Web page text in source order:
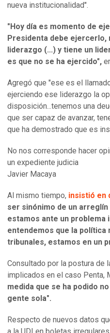
nueva institucionalidad".
"Hoy día es momento de
Presidenta debe ejercerlo,
liderazgo (...) y tiene un
es que no se ha ejercido",
Agregó que "ese es el
ejerciendo ese liderazgo la
disposición...tenemos una
que ser capaz de avanzar,
que ha demostrado que es
No nos corresponde hacer
un expediente judicia
Javier Macaya
Al mismo tiempo, insistió en
ser sinónimo de un
estamos ante un problema
entendemos que la política
tribunales, estamos en un
Consultado por la postura de
implicados en el caso Penta,
medida que se ha podido
gente sola".
Respecto de nuevos datos